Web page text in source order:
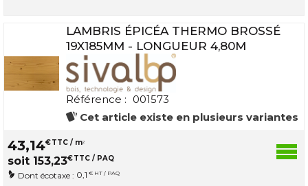
LAMBRIS ÉPICÉA THERMO BROSSÉ
19X185MM - LONGUEUR 4,80M
Référence : 001573
Cet article existe en plusieurs variantes
43,14€TTC / m2
soit 153,23€TTC / PAQ
Dont écotaxe : 0,1 € HT / PAQ